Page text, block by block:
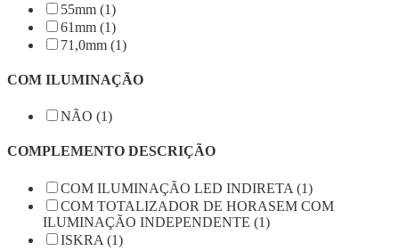
55mm (1)
61mm (1)
71,0mm (1)
COM ILUMINAÇÃO
NÃO (1)
COMPLEMENTO DESCRIÇÃO
COM ILUMINAÇÃO LED INDIRETA (1)
COM TOTALIZADOR DE HORASEM COM
ILUMINAÇÃO INDEPENDENTE (1)
ISKRA (1)